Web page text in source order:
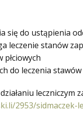
się do ustąpienia
leczenie stanów
płciowych
do leczenia stawów
leczniczym
2953/